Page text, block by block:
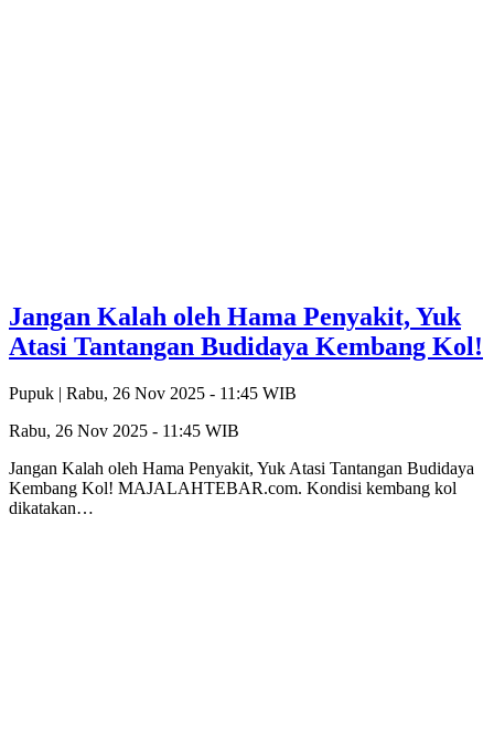
Jangan Kalah oleh Hama Penyakit, Yuk
Atasi Tantangan Budidaya Kembang Kol!
Pupuk | Rabu, 26 Nov 2025 - 11:45 WIB
Rabu, 26 Nov 2025 - 11:45 WIB
Jangan Kalah oleh Hama Penyakit, Yuk Atasi Tantangan Budidaya
Kembang Kol! MAJALAHTEBAR.com. Kondisi kembang kol
dikatakan…